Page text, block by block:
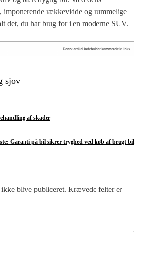
imponerende rækkevidde og rummelige
det, du har brug for i en moderne SUV.
sjov
af skader
Garanti på bil sikrer tryghed ved køb af brugt bil
blive publiceret. Krævede felter er